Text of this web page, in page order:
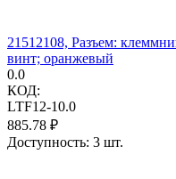
21512108, Разъем:
винт; оранжевый
0.0
КОД:
LTF12-10.0
885.78 ₽
Доступность: 3 шт.